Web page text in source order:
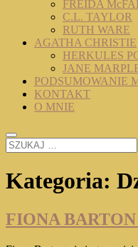
FREIDA
C.L. TAYLOR
RUTH WARE
AGATHA CHRISTIE
HERKULES
JANE
PODSUMOWANIE
KONTAKT
O MNIE
SZUKAJ
…
Kategoria:
FIONA